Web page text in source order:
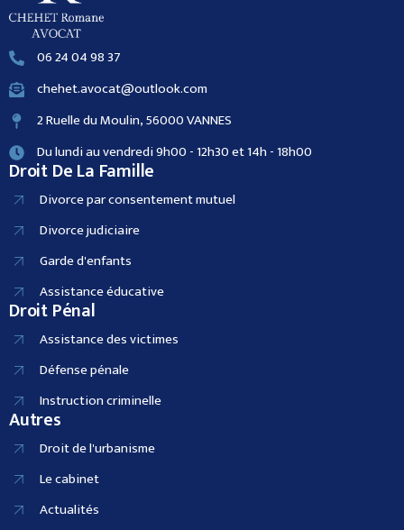
06 24 04 98 37
chehet.avocat@outlook.com
2 Ruelle du Moulin, 56000 VANNES
Du lundi au vendredi 9h00 - 12h30 et 14h - 18h00
Droit De La Famille
Divorce par consentement mutuel
Divorce judiciaire
Garde d'enfants
Assistance éducative
Droit Pénal
Assistance des victimes
Défense pénale
Instruction criminelle
Autres
Droit de l'urbanisme
Le cabinet
Actualités